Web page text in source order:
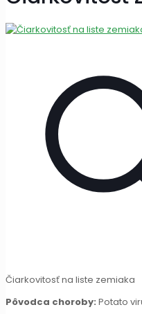
Čiarkovitosť na liste zemiaka
Pôvodca choroby: Potato